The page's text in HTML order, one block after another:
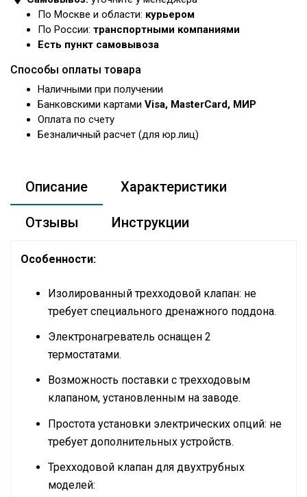
По Москве и области: курьером
По России: транспортными компаниями
Есть пункт самовывоза
Способы оплаты товара
Наличными при получении
Банковскими картами Visa, MasterCard, МИР
Оплата по счету
Безналичный расчет (для юр.лиц)
Описание Характеристики
Отзывы Инструкции
Особенности:
Изолированный трехходовой клапан: не
требует специального дренажного поддона.
Электронагреватель оснащен 2
термостатами.
Возможность поставки с трехходовым
клапаном, установленным на заводе.
Простота установки электрических опций: не
требует дополнительных устройств.
Трехходовой клапан для двухтрубных
моделей: